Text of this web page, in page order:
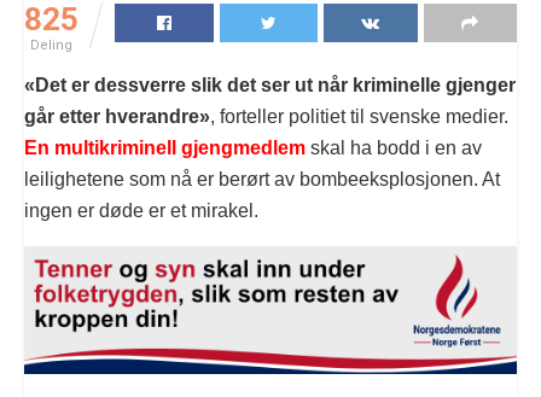
825
Deling
«Det er dessverre slik det ser ut når kriminelle gjenger
går etter hverandre», forteller politiet til svenske medier.
En multikriminell gjengmedlem skal ha bodd i en av
leilighetene som nå er berørt av bombeeksplosjonen. At
ingen er døde er et mirakel.